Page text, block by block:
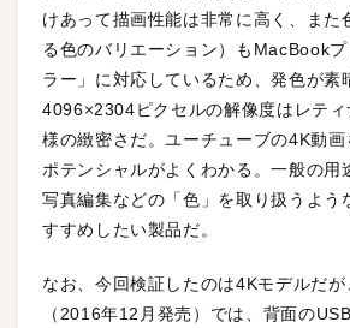
けあって描画性能は非常に高く、また
る色のバリエーション）もMacBook
ラー」に対応しているため、発色が素
4096×2304ピクセルの解像度はレテ
様の緻密さだ。ユーチューブの4K動
ポテンシャルがよくわかる。一般の用
写真編集などの「色」を取り扱うよう
すすめしたい製品だ。
なお、今回検証したのは4Kモデルだ
（2016年12月発売）では、背面の